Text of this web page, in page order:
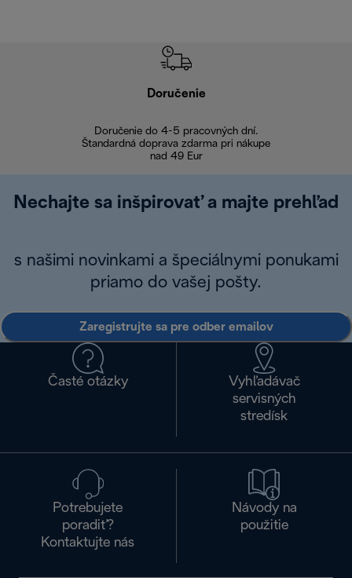
Doručenie
Doručenie do 4-5 pracovných dní.
Štandardná doprava zdarma pri nákupe
nad 49 Eur
Nechajte sa inšpirovať a majte prehľad
s našimi novinkami a špeciálnymi ponukami
priamo do vašej pošty.
Zaregistrujte sa pre odber emailov
Časté otázky
Vyhľadávač
servisných
stredísk
Potrebujete
poradiť?
Kontaktujte nás
Návody na
použitie